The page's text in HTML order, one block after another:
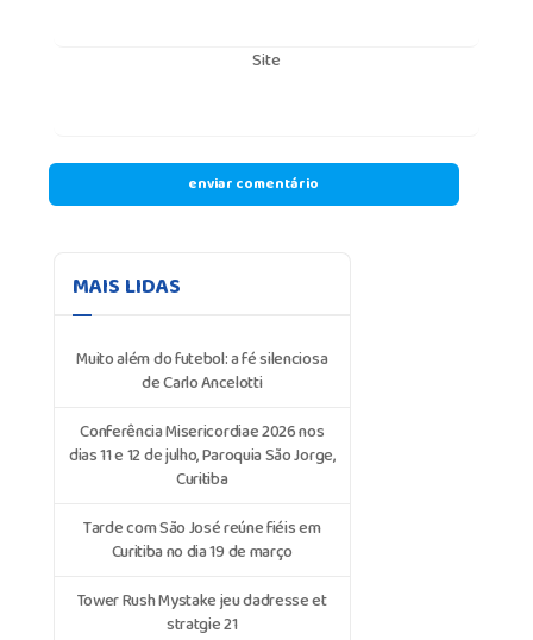
Site
MAIS LIDAS
Muito além do futebol: a fé silenciosa
de Carlo Ancelotti
Conferência Misericordiae 2026 nos
dias 11 e 12 de julho, Paroquia São Jorge,
Curitiba
Tarde com São José reúne fiéis em
Curitiba no dia 19 de março
Tower Rush Mystake jeu dadresse et
stratgie 21